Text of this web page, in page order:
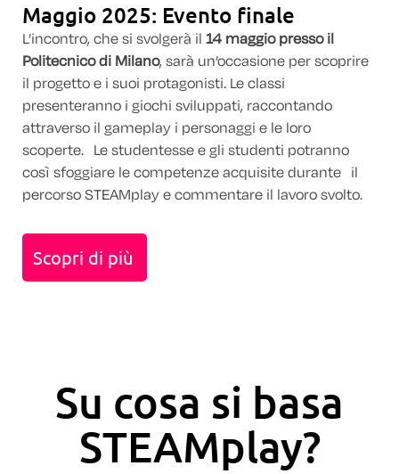
Maggio 2025: Evento finale
L’incontro, che si svolgerà il 14 maggio presso il
Politecnico di Milano, sarà un’occasione per scoprire
il progetto e i suoi protagonisti. Le classi
presenteranno i giochi sviluppati, raccontando
attraverso il gameplay i personaggi e le loro
scoperte. Le studentesse e gli studenti potranno
così sfoggiare le competenze acquisite durante il
percorso STEAMplay e commentare il lavoro svolto.
Scopri di più
Su cosa si basa
STEAMplay?